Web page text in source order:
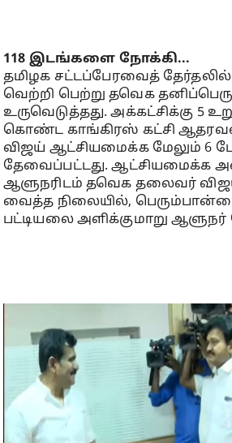
118 இடங்களை நோக்கி...
தமிழக சட்டப்பேரவைத்
வெற்றி பெற்று தவெக
உருவெடுத்தது. அக்கட்சிக்கு 5
கொண்ட காங்கிரஸ் கட்சி
விஜய் ஆட்சியமைக்க மேலும் 6
தேவைப்பட்டது. ஆட்சியமைக்க
ஆளுநரிடம் தவெக தலைவர்
வைத்த நிலையில்,
பட்டியலை அளிக்குமாறு ஆளுநர்